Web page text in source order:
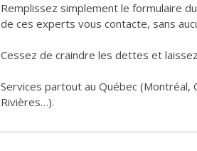
Remplissez simplement le formulaire
de ces experts vous contacte, sans
Cessez de craindre les dettes et
Services partout au Québec (Montréal,
Rivières…).